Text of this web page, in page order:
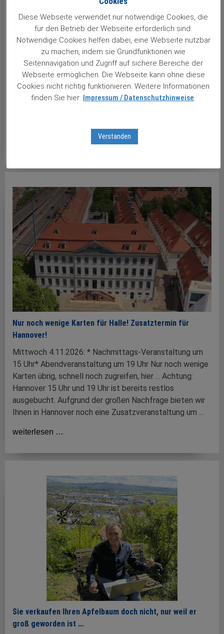
Schon einen bestellt?
Wichtige Info: Noch sind Almanache vorrätig ... Über 100
Seiten - der Almanach aller Wachstumswerte des
Stuttgarter Aktienbriefs. Insgesamt 85 Papiere nebst
aktueller Einschätzung und beeindruckender
Langfristkursverläufe.Hier bestellen ...Viele Leser halten
Nur noch wenige Karten für Halle! Zusatztermin für
Hannover!
Mittwoch 4.11.2026: * Nachmittags-Veranstaltung um
15 Uhr* Abendveranstaltung um 19 Uhr Nur noch wenige
Karten übrig, schnell noch zugreifen, hier ... Achtung:
Hannover 15 Uhr und 19 Uhr ist bereits restlos
ausgebucht. Aufgrund der großen Nachfrage bieten wir
Ihnen in Hannover noch eine Zusatzveranstaltung um ...
weiterlesen …
Sie verkaufen Ihren Apfelbaum doch nicht, nur weil er
groß geworden ist …
Diese Webseite verwendet nur notwendige Cookies, die
für den Betrieb der Webseite erforderlich sind.
Notwendige Cookies helfen dabei, eine Webseite nutzbar
zu machen, indem sie Grundfunktionen wie
Seitennavigation und Zugriff auf sichere Bereiche der
Webseite ermöglichen. Die Webseite kann ohne diese
Cookies nicht richtig funktionieren. Weitere Informationen
finden Sie hier: Impressum / Datenschutzhinweise.
Verstanden